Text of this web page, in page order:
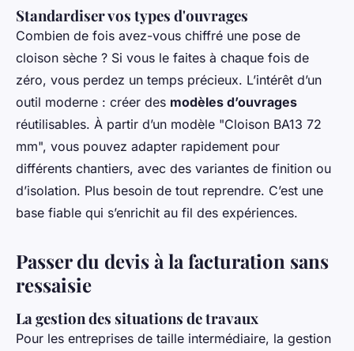
Standardiser vos types d'ouvrages
Combien de fois avez-vous chiffré une pose de
cloison sèche ? Si vous le faites à chaque fois de
zéro, vous perdez un temps précieux. L’intérêt d’un
outil moderne : créer des modèles d’ouvrages
réutilisables. À partir d’un modèle "Cloison BA13 72
mm", vous pouvez adapter rapidement pour
différents chantiers, avec des variantes de finition ou
d’isolation. Plus besoin de tout reprendre. C’est une
base fiable qui s’enrichit au fil des expériences.
Passer du devis à la facturation sans
ressaisie
La gestion des situations de travaux
Pour les entreprises de taille intermédiaire, la gestion